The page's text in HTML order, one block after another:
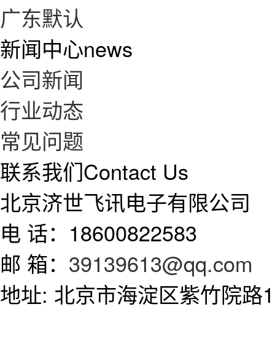
广东默认
新闻中心news
公司新闻
行业动态
常见问题
联系我们Contact Us
北京济世飞讯电子有限公司
电 话：18600822583
邮 箱： 39139613@qq.com
地址: 北京市海淀区紫竹院路